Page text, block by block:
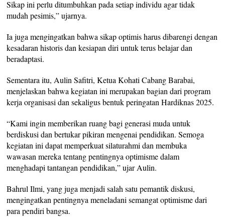
Sikap ini perlu ditumbuhkan pada setiap individu agar tidak
mudah pesimis,” ujarnya.
Ia juga mengingatkan bahwa sikap optimis harus dibarengi dengan
kesadaran historis dan kesiapan diri untuk terus belajar dan
beradaptasi.
Sementara itu, Aulin Safitri, Ketua Kohati Cabang Barabai,
menjelaskan bahwa kegiatan ini merupakan bagian dari program
kerja organisasi dan sekaligus bentuk peringatan Hardiknas 2025.
“Kami ingin memberikan ruang bagi generasi muda untuk
berdiskusi dan bertukar pikiran mengenai pendidikan. Semoga
kegiatan ini dapat memperkuat silaturahmi dan membuka
wawasan mereka tentang pentingnya optimisme dalam
menghadapi tantangan pendidikan,” ujar Aulin.
Bahrul Ilmi, yang juga menjadi salah satu pemantik diskusi,
mengingatkan pentingnya meneladani semangat optimisme dari
para pendiri bangsa.